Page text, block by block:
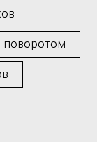
поворотом